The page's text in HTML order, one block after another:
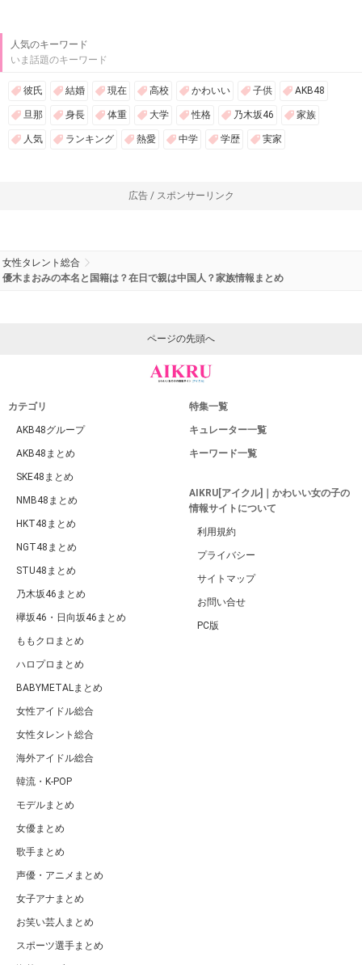
人気のキーワード
いま話題のキーワード
彼氏 結婚 現在 高校 かわいい 子供 AKB48
旦那 身長 体重 大学 性格 乃木坂46 家族
人気 ランキング 熱愛 中学 学歴 実家
広告 / スポンサーリンク
女性タレント総合
優木まおみの本名と国籍は？在日で親は中国人？家族情報まとめ
ページの先頭へ
カテゴリ
AKB48グループ
AKB48まとめ
SKE48まとめ
NMB48まとめ
HKT48まとめ
NGT48まとめ
STU48まとめ
乃木坂46まとめ
欅坂46・日向坂46まとめ
ももクロまとめ
ハロプロまとめ
BABYMETALまとめ
女性アイドル総合
女性タレント総合
海外アイドル総合
韓流・K-POP
モデルまとめ
女優まとめ
歌手まとめ
声優・アニメまとめ
女子アナまとめ
お笑い芸人まとめ
スポーツ選手まとめ
特集一覧
キュレーター一覧
キーワード一覧
AIKRU[アイクル]｜かわいい女の子の
情報サイトについて
利用規約
プライバシー
サイトマップ
お問い合せ
PC版